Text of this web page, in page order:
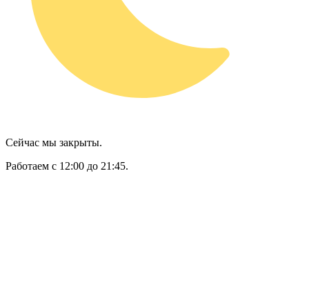
Сейчас мы закрыты.
Работаем с 12:00 до 21:45.